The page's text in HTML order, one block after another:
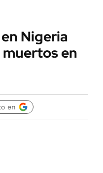
Nigeria
muertos en
en